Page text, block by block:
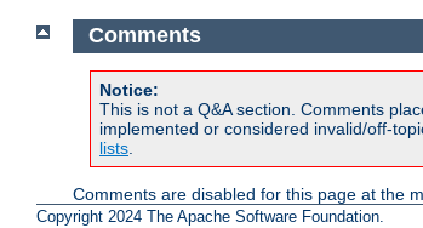
Comments
Notice:
This is not a Q&A section. Comments
implemented or considered invalid/off-
lists
Comments are disabled for this page at the
Copyright 2024 The Apache Software Foundation.